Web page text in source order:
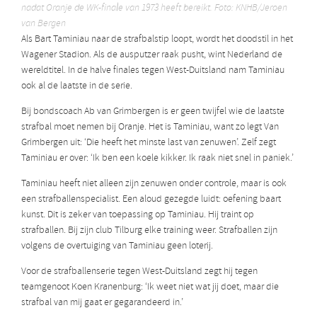
nadat Oranje de WK-finale van 1973 heeft bereikt. Foto: KNHB/Jeroen
van Bergen
Als Bart Taminiau naar de strafbalstip loopt, wordt het doodstil in het
Wagener Stadion. Als de ausputzer raak pusht, wint Nederland de
wereldtitel. In de halve finales tegen West-Duitsland nam Taminiau
ook al de laatste in de serie.
Bij bondscoach Ab van Grimbergen is er geen twijfel wie de laatste
strafbal moet nemen bij Oranje. Het is Taminiau, want zo legt Van
Grimbergen uit: ‘Die heeft het minste last van zenuwen’. Zelf zegt
Taminiau er over: ‘Ik ben een koele kikker. Ik raak niet snel in paniek.’
Taminiau heeft niet alleen zijn zenuwen onder controle, maar is ook
een strafballenspecialist. Een aloud gezegde luidt: oefening baart
kunst. Dit is zeker van toepassing op Taminiau. Hij traint op
strafballen. Bij zijn club Tilburg elke training weer. Strafballen zijn
volgens de overtuiging van Taminiau geen loterij.
Voor de strafballenserie tegen West-Duitsland zegt hij tegen
teamgenoot Koen Kranenburg: ‘Ik weet niet wat jij doet, maar die
strafbal van mij gaat er gegarandeerd in.’